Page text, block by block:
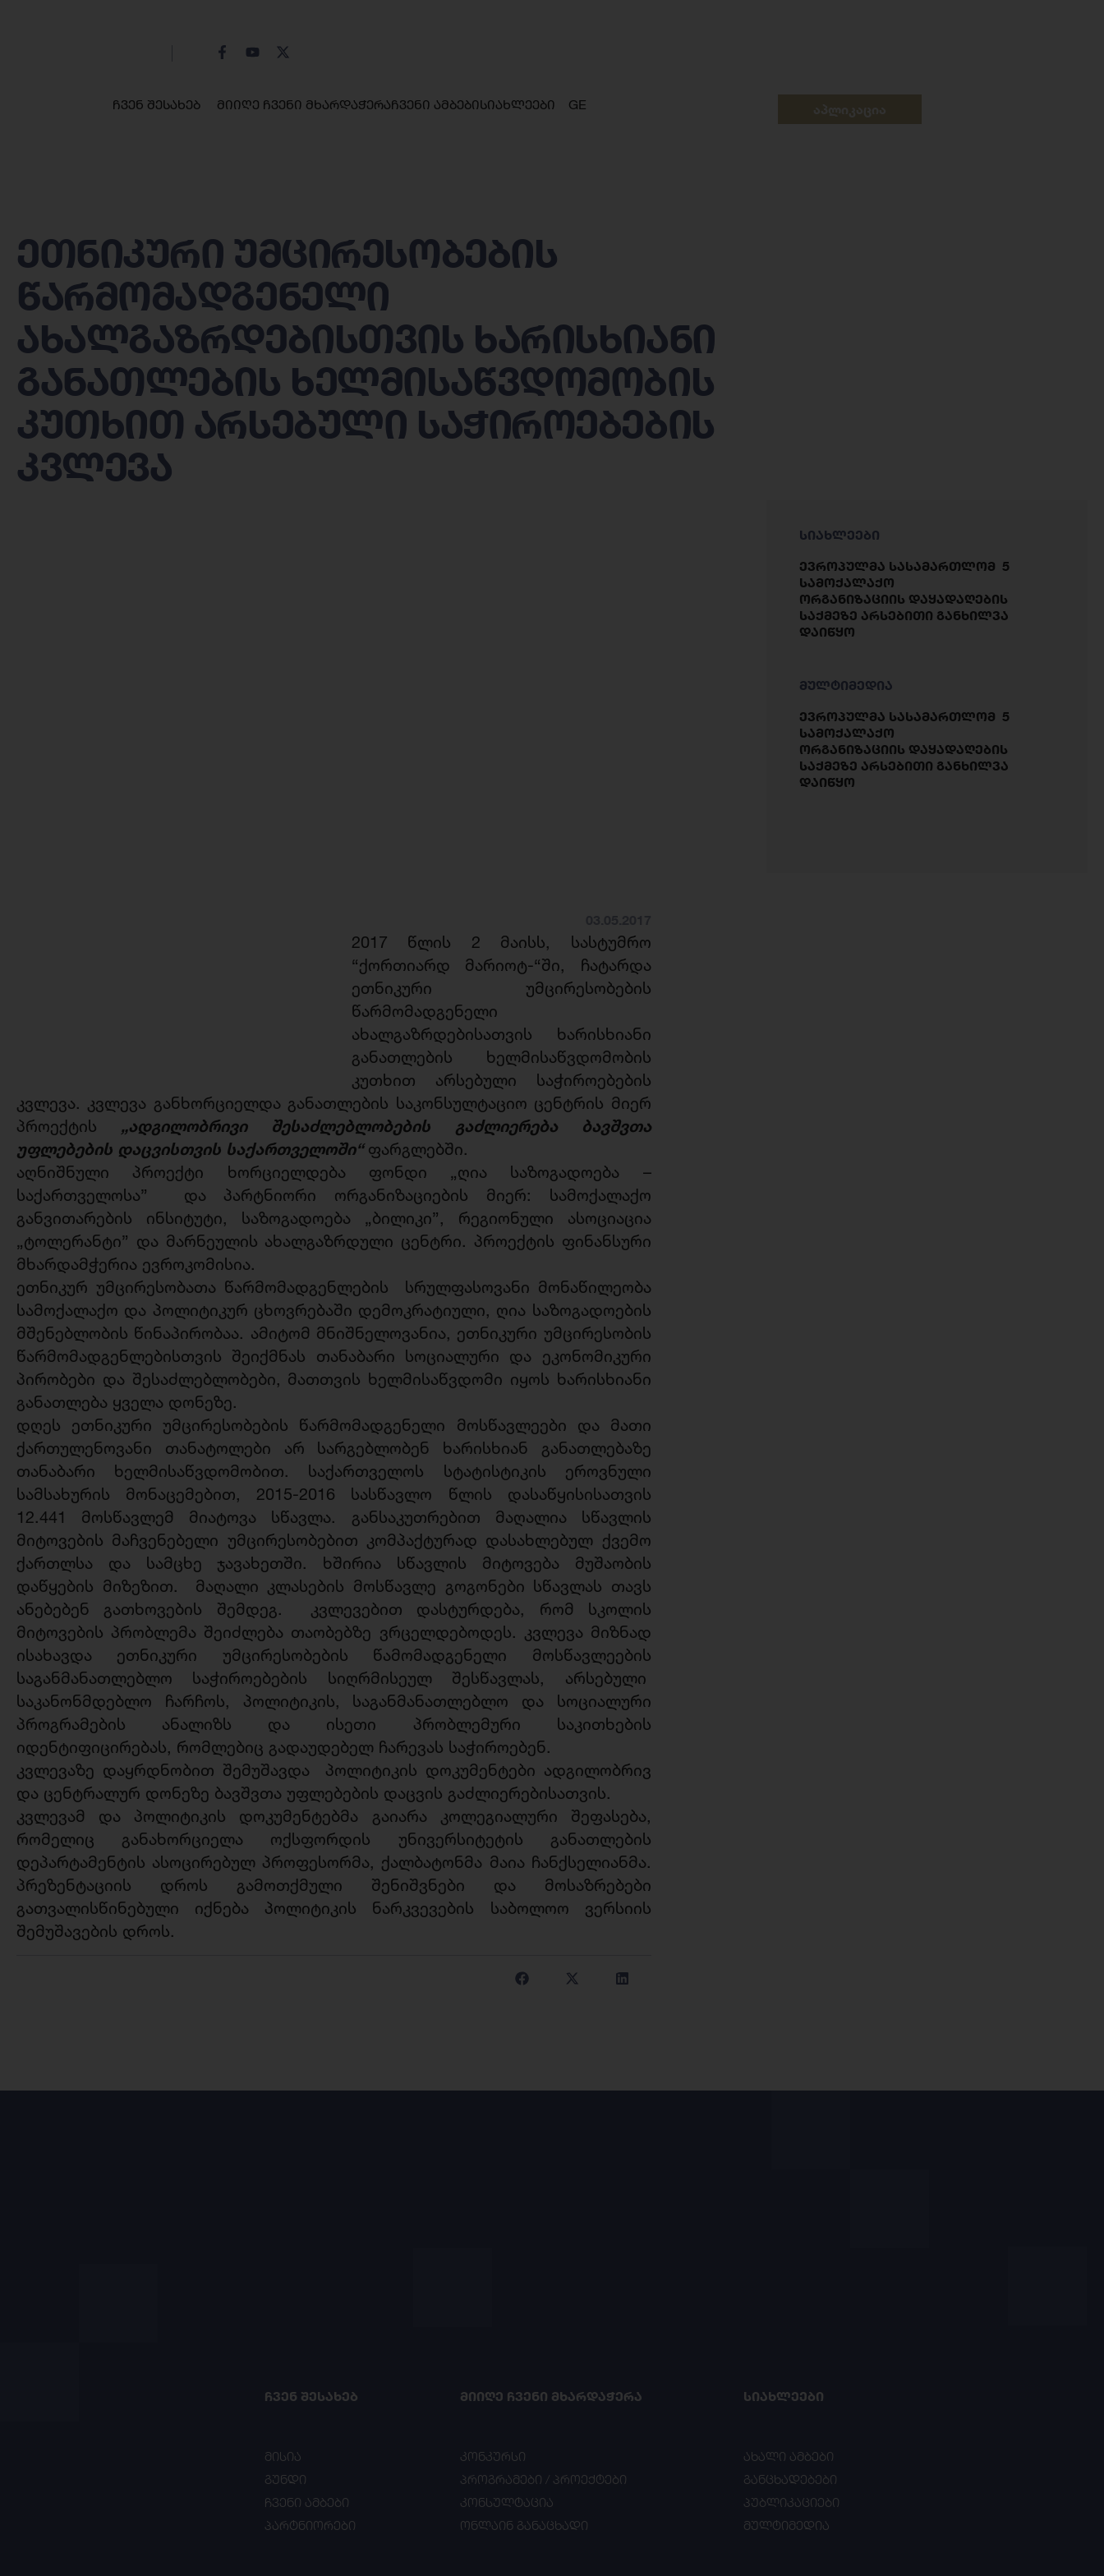
ჩვენ შესახებ მიიღე ჩვენი მხარდაჭერაჩვენი ამბებისიახლეები GE
ეთნიკური უმცირესობების
წარმომადგენელი
ახალგაზრდებისთვის ხარისხიანი
განათლების ხელმისაწვდომობის
კუთხით არსებული საჭიროებების
კვლევა
2017 წლის 2 მაისს, სასტუმრო
“ქორთიარდ მარიოტ-“ში, ჩატარდა
ეთნიკური უმცირესობების
წარმომადგენელი
ახალგაზრდებისათვის ხარისხიანი
განათლების ხელმისაწვდომობის
კუთხით არსებული საჭიროებების
კვლევა. კვლევა განხორციელდა განათლების საკონსულტაციო ცენტრის მიერ
პროექტის „ადგილობრივი შესაძლებლობების გაძლიერება
ბავშვთა
უფლებების დაცვისთვის საქართველოში“ფარგლებში.
აღნიშნული პროექტი ხორციელდება ფონდი „ღია საზოგადოება –
საქართველოსა” და პარტნიორი ორგანიზაციების მიერ: სამოქალაქო
განვითარების ინსიტუტი, საზოგადოება „ბილიკი”, რეგიონული ასოციაცია
„ტოლერანტი” და მარნეულის ახალგაზრდული ცენტრი. პროექტის ფინანსური
მხარდამჭერია ევროკომისია.
ეთნიკურ უმცირესობათა წარმომადგენლების სრულფასოვანი მონაწილეობა
სამოქალაქო და პოლიტიკურ ცხოვრებაში დემოკრატიული, ღია საზოგადოების
მშენებლობის წინაპირობაა. ამიტომ მნიშნელოვანია, ეთნიკური უმცირესობის
წარმომადგენლებისთვის შეიქმნას თანაბარი სოციალური და ეკონომიკური
პირობები და შესაძლებლობები, მათთვის ხელმისაწვდომი იყოს ხარისხიანი
განათლება ყველა დონეზე.
დღეს ეთნიკური უმცირესობების წარმომადგენელი მოსწავლეები და მათი
ქართულენოვანი თანატოლები არ სარგებლობენ ხარისხიან განათლებაზე
თანაბარი ხელმისაწვდომობით. საქართველოს სტატისტიკის ეროვნული
სამსახურის მონაცემებით, 2015-2016 სასწავლო წლის დასაწყისისათვის
12.441 მოსწავლემ მიატოვა სწავლა. განსაკუთრებით მაღალია სწავლის
მიტოვების მაჩვენებელი უმცირესობებით კომპაქტურად დასახლებულ ქვემო
ქართლსა და სამცხე ჯავახეთში. ხშირია სწავლის მიტოვება მუშაობის
დაწყების მიზეზით. მაღალი კლასების მოსწავლე გოგონები სწავლას თავს
ანებებენ გათხოვების შემდეგ. კვლევებით დასტურდება, რომ სკოლის
მიტოვების პრობლემა შეიძლება თაობებზე ვრცელდებოდეს. კვლევა მიზნად
ისახავდა ეთნიკური უმცირესობების წამომადგენელი მოსწავლეების
საგანმანათლებლო საჭიროებების სიღრმისეულ შესწავლას, არსებული
საკანონმდებლო ჩარჩოს, პოლიტიკის, საგანმანათლებლო და სოციალური
პროგრამების ანალიზს და ისეთი პრობლემური საკითხების
იდენტიფიცირებას, რომლებიც გადაუდებელ ჩარევას საჭიროებენ.
კვლევაზე დაყრდნობით შემუშავდა პოლიტიკის დოკუმენტები ადგილობრივ
და ცენტრალურ დონეზე ბავშვთა უფლებების დაცვის გაძლიერებისათვის.
კვლევამ და პოლიტიკის დოკუმენტებმა გაიარა კოლეგიალური შეფასება,
რომელიც განახორციელა ოქსფორდის უნივერსიტეტის განათლების
დეპარტამენტის ასოცირებულ პროფესორმა, ქალბატონმა მაია ჩანქსელიანმა.
პრეზენტაციის დროს გამოთქმული შენიშვნები და მოსაზრებები
გათვალისწინებული იქნება პოლიტიკის ნარკვევების საბოლოო ვერსიის
შემუშავების დროს.
სიახლეები
ევროპულმა სასამართლომ 5
სამოქალაქო
ორგანიზაციის დაყადაღების
საქმეზე არსებითი განხილვა
დაიწყო
მულტიმედია
ევროპულმა სასამართლომ 5
სამოქალაქო
ორგანიზაციის დაყადაღების
საქმეზე არსებითი განხილვა
დაიწყო
ᲩᲕᲔᲜ ᲨᲔᲡᲐᲮᲔᲑ
მისია
გუნდი
ჩვენი ამბები
პარტნიორები
ᲛᲘᲘᲦᲔ ᲩᲕᲔᲜᲘ ᲛᲮᲐᲠᲓᲐᲭᲔᲠᲐ
კონკურსი
პროგრამები / პროექტები
კონსულტაცია
ონლაინ განაცხადი
ᲡᲘᲐᲮᲚᲔᲔᲑᲘ
ახალი ამბები
განცხადებები
პუბლიკაციები
მულტიმედია